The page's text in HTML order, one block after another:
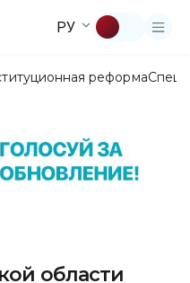
РУ
реформа
области